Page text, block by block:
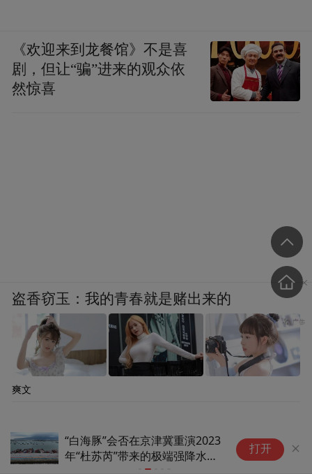
Anthropic CEO急了：新人都是
冲钱来的！AI巨头最大危机不是
打开
《欢迎来到龙餐馆》不是喜
剧，但让“骗”进来的观众依
然惊喜
盗香窃玉：我的青春就是赌出来的
爽文